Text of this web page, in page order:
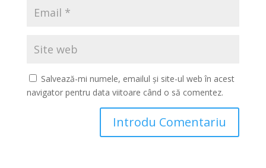
Salvează-mi numele, emailul și site-ul web în acest
navigator pentru data viitoare când o să comentez.